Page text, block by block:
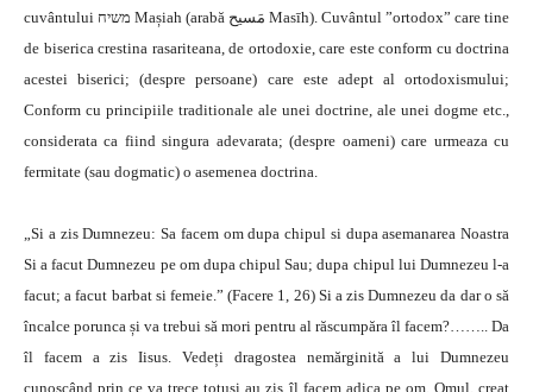
cuvântului משיח Mașiah (arabă مَسيح Masīh). Cuvântul ”ortodox” care tine
de biserica crestina rasariteana, de ortodoxie, care este conform cu doctrina
acestei biserici; (despre persoane) care este adept al ortodoxismului;
Conform cu principiile traditionale ale unei doctrine, ale unei dogme etc.,
considerata ca fiind singura adevarata; (despre oameni) care urmeaza cu
fermitate (sau dogmatic) o asemenea doctrina.
„Si a zis Dumnezeu: Sa facem om dupa chipul si dupa asemanarea Noastra
Si a facut Dumnezeu pe om dupa chipul Sau; dupa chipul lui Dumnezeu l-a
facut; a facut barbat si femeie.” (Facere 1, 26) Si a zis Dumnezeu da dar o să
încalce porunca și va trebui să mori pentru al răscumpăra îl facem?…….. Da
îl facem a zis Iisus. Vedeți dragostea nemărginită a lui Dumnezeu
cunoscând prin ce va trece totuși au zis îl facem adica pe om. Omul, creat